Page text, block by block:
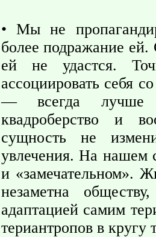
• Мы не
более подражание
ей не удастся.
ассоциировать себя
— всегда лучше
квадроберство и
сущность не
увлечения. На нашем
и «замечательном».
незаметна
адаптацией самим
териантропов в кругу